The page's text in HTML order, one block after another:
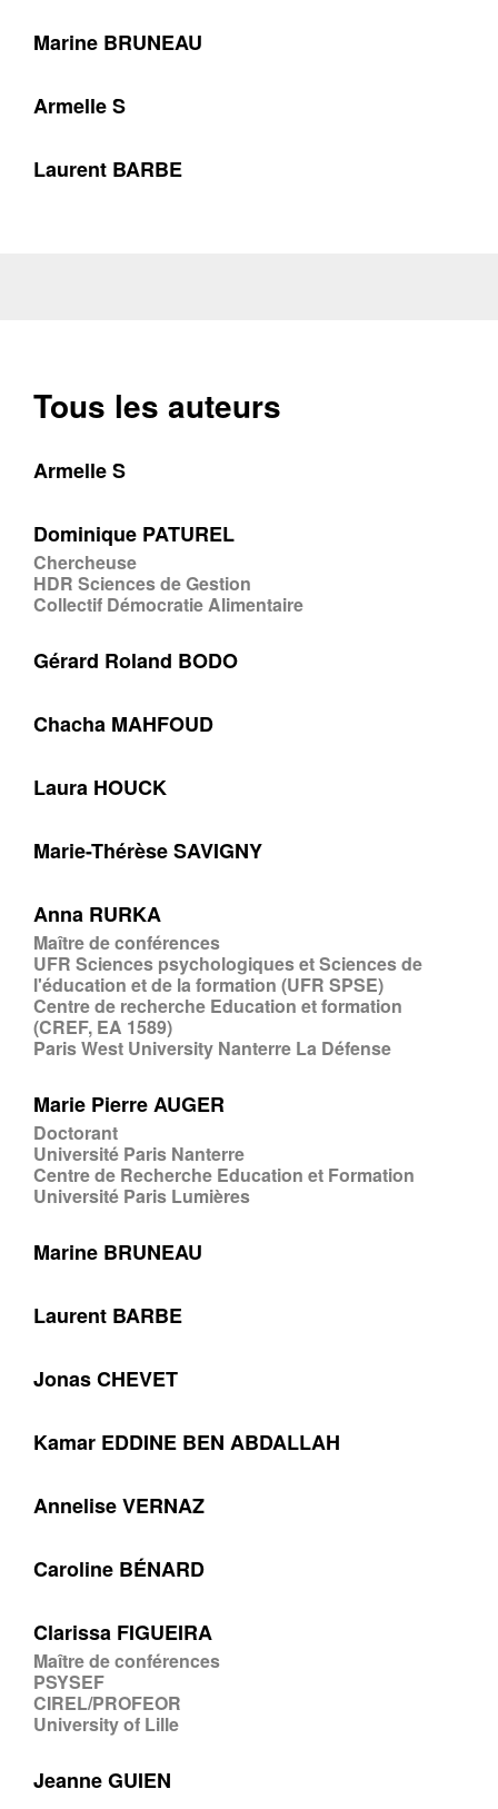
Marine BRUNEAU
Armelle S
Laurent BARBE
Tous les auteurs
Armelle S
Dominique PATUREL
Chercheuse
HDR Sciences de Gestion
Collectif Démocratie Alimentaire
Gérard Roland BODO
Chacha MAHFOUD
Laura HOUCK
Marie-Thérèse SAVIGNY
Anna RURKA
Maître de conférences
UFR Sciences psychologiques et Sciences de
l'éducation et de la formation (UFR SPSE)
Centre de recherche Education et formation
(CREF, EA 1589)
Paris West University Nanterre La Défense
Marie Pierre AUGER
Doctorant
Université Paris Nanterre
Centre de Recherche Education et Formation
Université Paris Lumières
Marine BRUNEAU
Laurent BARBE
Jonas CHEVET
Kamar EDDINE BEN ABDALLAH
Annelise VERNAZ
Caroline BÉNARD
Clarissa FIGUEIRA
Maître de conférences
PSYSEF
CIREL/PROFEOR
University of Lille
Jeanne GUIEN